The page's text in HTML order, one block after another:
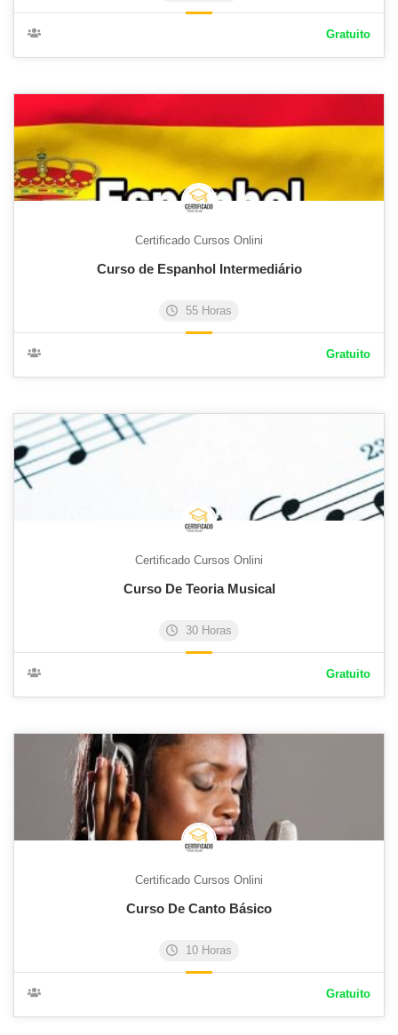
Gratuito
Certificado Cursos Onlini
Curso de Espanhol Intermediário
55 Horas
Gratuito
Certificado Cursos Onlini
Curso De Teoria Musical
30 Horas
Gratuito
Certificado Cursos Onlini
Curso De Canto Básico
10 Horas
Gratuito